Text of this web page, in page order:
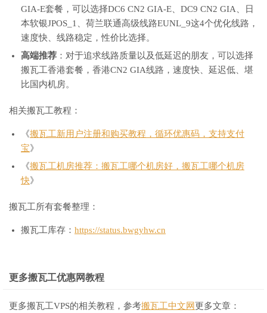
GIA-E套餐，可以选择DC6 CN2 GIA-E、DC9 CN2 GIA、日
本软银JPOS_1、荷兰联通高级线路EUNL_9这4个优化线路，
速度快、线路稳定，性价比选择。
高端推荐 ：对于追求线路质量以及低延迟的朋友，可以选择
搬瓦工香港套餐，香港CN2 GIA线路，速度快、延迟低、堪
比国内机房。
相关搬瓦工教程：
《搬瓦工新用户注册和购买教程，循环优惠码，支持支付
宝》
《搬瓦工机房推荐：搬瓦工哪个机房好，搬瓦工哪个机房
快》
搬瓦工所有套餐整理：
搬瓦工库存： https://status.bwgyhw.cn
更多搬瓦工优惠网教程
更多搬瓦工VPS的相关教程，参考搬瓦工中文网 更多文章：